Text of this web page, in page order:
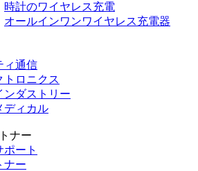
時計のワイヤレス充電
オールインワンワイヤレス充電器
ィ通信
トロニクス
ンダストリー
ディカル
ナー
ート
ナー